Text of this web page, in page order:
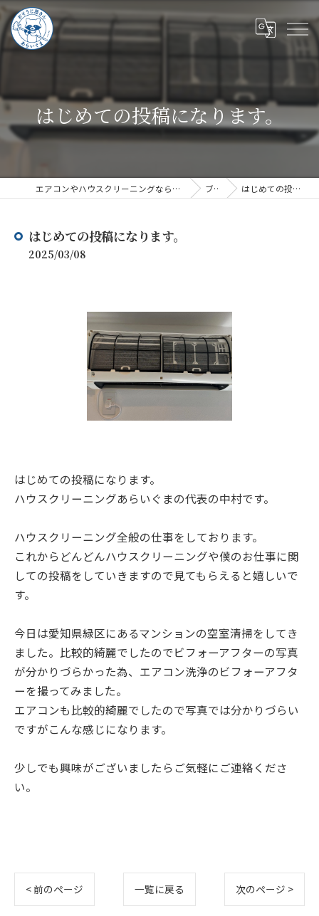
はじめての投稿になります。
エアコンやハウスクリーニングならハウスクリーニングあらいぐま ブログ はじめての投稿になります。
はじめての投稿になります。
2025/03/08
はじめての投稿になります。
ハウスクリーニングあらいぐまの代表の中村です。
ハウスクリーニング全般の仕事をしております。
これからどんどんハウスクリーニングや僕のお仕事に関
しての投稿をしていきますので見てもらえると嬉しいで
す。
今日は愛知県緑区にあるマンションの空室清掃をしてき
ました。比較的綺麗でしたのでビフォーアフターの写真
が分かりづらかった為、エアコン洗浄のビフォーアフタ
ーを撮ってみました。
エアコンも比較的綺麗でしたので写真では分かりづらい
ですがこんな感じになります。
少しでも興味がございましたらご気軽にご連絡くださ
い。
< 前のページ 一覧に戻る 次のページ >